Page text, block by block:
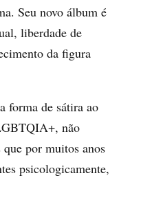
Seu novo álbum é
liberdade de
da figura
forma de sátira ao
não
que por muitos anos
psicologicamente,